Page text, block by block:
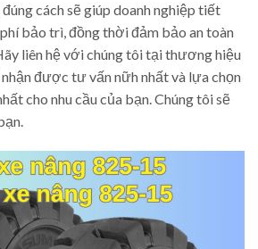
cách sẽ giúp doanh nghiệp tiết
bảo trì, đồng thời đảm bảo an toàn
liên hệ với chúng tôi tại thương hiệu
được tư vấn nữh nhất và lựa chọn
cho nhu cầu của bạn. Chúng tôi sẽ